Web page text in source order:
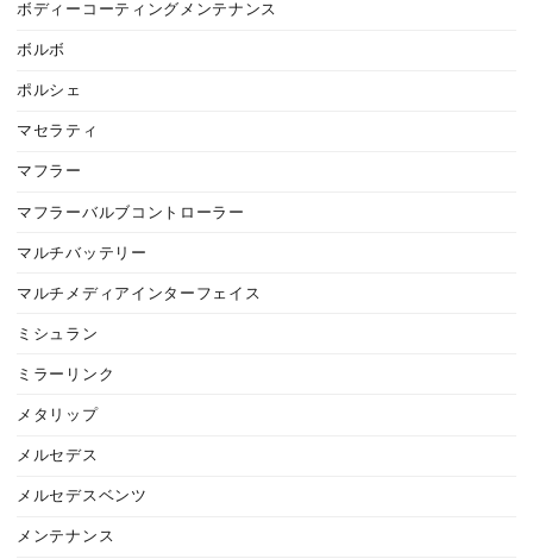
ボディーコーティングメンテナンス
ボルボ
ポルシェ
マセラティ
マフラー
マフラーバルブコントローラー
マルチバッテリー
マルチメディアインターフェイス
ミシュラン
ミラーリンク
メタリップ
メルセデス
メルセデスベンツ
メンテナンス